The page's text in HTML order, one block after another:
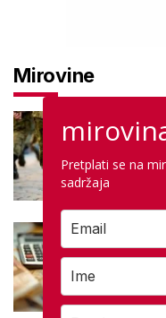
Mirovine
dvije
Pretplati se na
sadržaja